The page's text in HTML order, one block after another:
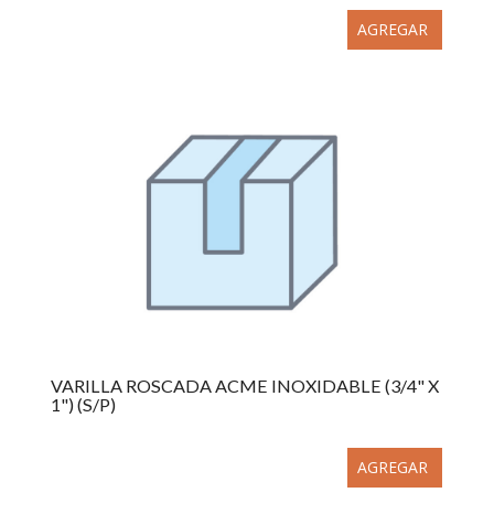
AGREGAR
VARILLA ROSCADA ACME INOXIDABLE (3/4" X
1") (S/P)
AGREGAR